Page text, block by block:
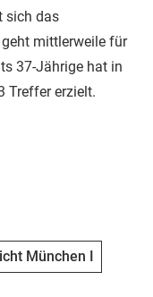
sich das
mittlerweile für
37-Jährige hat in
Treffer erzielt.
München I